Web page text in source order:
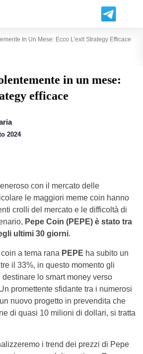
In Un Mese: Ecco L’exit Strategy Efficace
in un mese:
efficace
2024
con il mercato delle
le maggiori meme coin hanno
crolli del mercato e le difficoltà di
Pepe Coin (PEPE) è stato tra
ultimi 30 giorni.
a tema rana PEPE ha subito un
il 33%, in questo momento gli
lo smart money verso
promettente sfidante tra i numerosi
nuovo progetto in prevendita che
di quasi 10 milioni di dollari, si tratta
i trend dei prezzi di Pepe